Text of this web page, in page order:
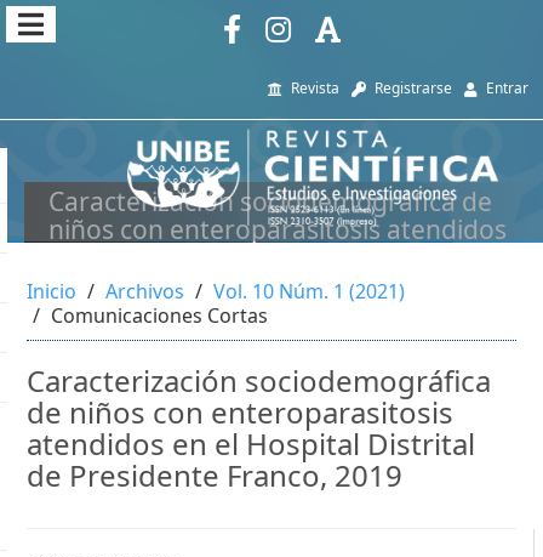
##plugins.themes.themeEleven.accessible_menu.sidebar##
Revista Registrarse Entrar
Caracterización sociodemográfica de
niños con enteroparasitosis atendidos
Franco, 2019
Inicio Archivos
Vol. 10 Núm. 1 (2021)
Comunicaciones Cortas
Caracterización sociodemográfica
de niños con enteroparasitosis
atendidos en el Hospital Distrital
de Presidente Franco, 2019